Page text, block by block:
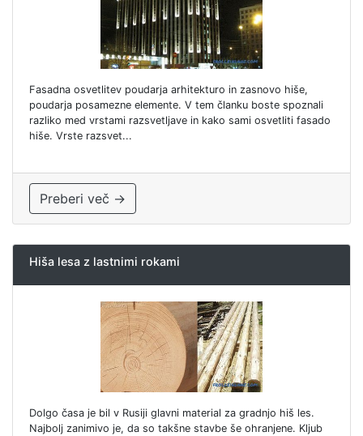
Fasadna osvetlitev poudarja arhitekturo in zasnovo hiše,
poudarja posamezne elemente. V tem članku boste spoznali
razliko med vrstami razsvetljave in kako sami osvetliti fasado
hiše. Vrste razsvet...
Preberi več →
Hiša lesa z lastnimi rokami
Dolgo časa je bil v Rusiji glavni material za gradnjo hiš les.
Najbolj zanimivo je, da so takšne stavbe še ohranjene. Kljub